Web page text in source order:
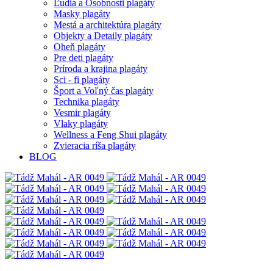
Ľudia a Osobnosti plagáty
Masky plagáty
Mestá a architektúra plagáty
Objekty a Detaily plagáty
Oheň plagáty
Pre deti plagáty
Príroda a krajina plagáty
Sci - fi plagáty
Šport a Voľný čas plagáty
Technika plagáty
Vesmir plagáty
Vlaky plagáty
Wellness a Feng Shui plagáty
Zvieracia ríša plagáty
BLOG